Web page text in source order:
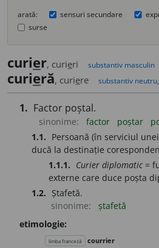
arată: sensuri secundare
surse
curier, curieri substantiv masculin
curieră, curiere substantiv
1. Factor poștal.
sinonime: factor poștar
1.1. Persoană (în serviciul
ducă la destinație
1.1.1. Curier diplomatic=
externe care duce poșta
1.2. Ștafetă.
sinonime:
ștafetă
etimologie:
limba franceză courrier